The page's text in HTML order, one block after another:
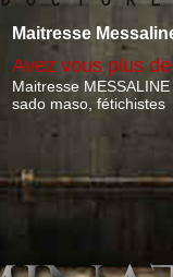
Maitresse
Avez vous plus
Maitresse
sado maso, fétichistes